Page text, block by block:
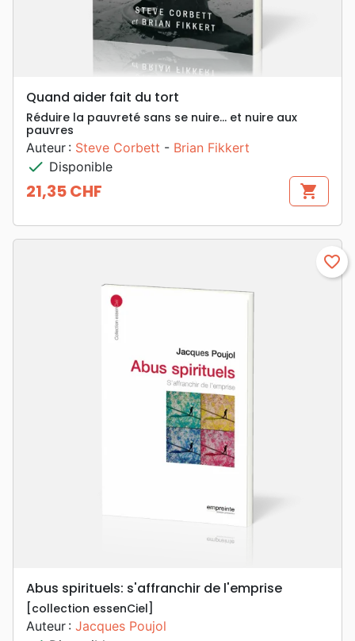
Quand aider fait du tort
Réduire la pauvreté sans se nuire... et nuire aux
pauvres
Auteur : Steve Corbett - Brian Fikkert
check Disponible
Prix
21,35 CHF shopping_cart
favorite_border
Abus spirituels: s'affranchir de l'emprise
[collection essenCiel]
Auteur : Jacques Poujol